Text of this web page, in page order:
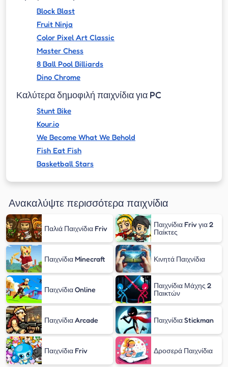
Block Blast
Fruit Ninja
Color Pixel Art Classic
Master Chess
8 Ball Pool Billiards
Dino Chrome
Καλύτερα δημοφιλή παιχνίδια για PC
Stunt Bike
Kour.io
We Become What We Behold
Fish Eat Fish
Basketball Stars
Ανακαλύψτε περισσότερα παιχνίδια
Παλιά Παιχνίδια Friv
Παιχνίδια Friv για 2
Παίκτες
Παιχνίδια Minecraft Κινητά Παιχνίδια
Παιχνίδια Online
Παιχνίδια Μάχης 2
Παικτών
Παιχνίδια Arcade Παιχνίδια Stickman
Παιχνίδια Friv Δροσερά Παιχνίδια